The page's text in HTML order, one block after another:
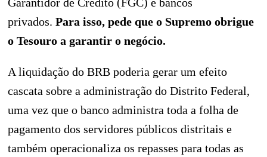
privados. Para isso, pede que o Supremo obrigue
o Tesouro a garantir o negócio.
A liquidação do BRB poderia gerar um efeito
cascata sobre a administração do Distrito Federal,
uma vez que o banco administra toda a folha de
pagamento dos servidores públicos distritais e
também operacionaliza os repasses para todas as